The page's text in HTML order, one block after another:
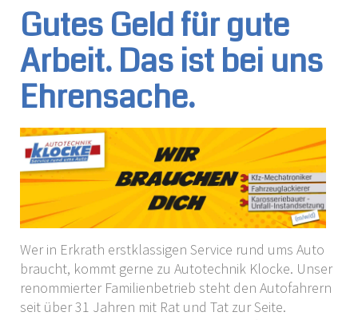
Gutes Geld für gute
Arbeit. Das ist bei uns
Ehrensache.
Wer in Erkrath erstklassigen Service rund ums Auto
braucht, kommt gerne zu Autotechnik Klocke. Unser
renommierter Familienbetrieb steht den Autofahrern
seit über 31 Jahren mit Rat und Tat zur Seite.